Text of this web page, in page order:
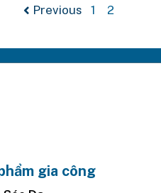
Previous 1 2
gia công